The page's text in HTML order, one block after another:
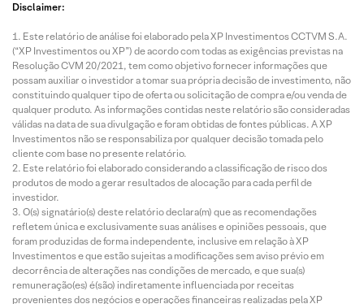
Disclaimer:
Este relatório de análise foi elaborado pela XP Investimentos CCTVM S.A.
(“XP Investimentos ou XP”) de acordo com todas as exigências previstas na
Resolução CVM 20/2021, tem como objetivo fornecer informações que
possam auxiliar o investidor a tomar sua própria decisão de investimento, não
constituindo qualquer tipo de oferta ou solicitação de compra e/ou venda de
qualquer produto. As informações contidas neste relatório são consideradas
válidas na data de sua divulgação e foram obtidas de fontes públicas. A XP
Investimentos não se responsabiliza por qualquer decisão tomada pelo
cliente com base no presente relatório.
Este relatório foi elaborado considerando a classificação de risco dos
produtos de modo a gerar resultados de alocação para cada perfil de
investidor.
O(s) signatário(s) deste relatório declara(m) que as recomendações
refletem única e exclusivamente suas análises e opiniões pessoais, que
foram produzidas de forma independente, inclusive em relação à XP
Investimentos e que estão sujeitas a modificações sem aviso prévio em
decorrência de alterações nas condições de mercado, e que sua(s)
remuneração(es) é(são) indiretamente influenciada por receitas
provenientes dos negócios e operações financeiras realizadas pela XP